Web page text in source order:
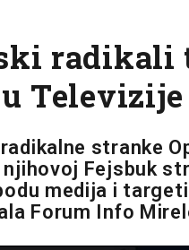
radikali
Televizije
stranke
Fejsbuk
medija i
Forum Info